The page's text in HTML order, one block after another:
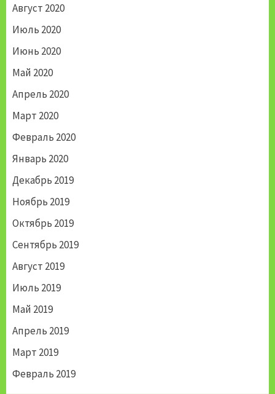
Август 2020
Июль 2020
Июнь 2020
Май 2020
Апрель 2020
Март 2020
Февраль 2020
Январь 2020
Декабрь 2019
Ноябрь 2019
Октябрь 2019
Сентябрь 2019
Август 2019
Июль 2019
Май 2019
Апрель 2019
Март 2019
Февраль 2019